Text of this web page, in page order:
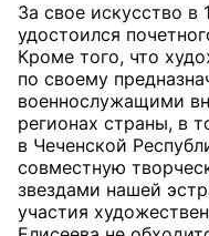
За свое искусство в
удостоился
Кроме того, что
по своему
военнослужащими
регионах страны, в
в Чеченской
совместную
звездами нашей
участия